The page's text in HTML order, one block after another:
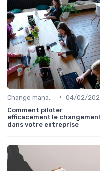
• 04/02/
Comment piloter
efficacement le
dans votre entreprise